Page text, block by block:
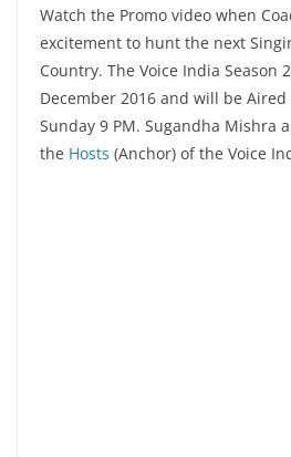
Watch the Promo video when
excitement to hunt the next
Country. The Voice India Season
December 2016 and will be Aired
Sunday 9 PM. Sugandha Mishra
the Hosts (Anchor) of the Voice